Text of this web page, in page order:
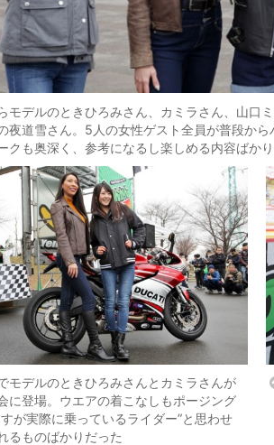
モデルのときひろみさん、カミラさん、山口
夜道雪さん。5人の女性ゲスト全員が普段か
クも奥深く、参考になるし楽しめる内容ばか
モデルのときひろみさんとカミラさんが
に登場。ウエアの着こなしもポージング
すが実際に乗っているライダー”と思わせ
るものばかりだった